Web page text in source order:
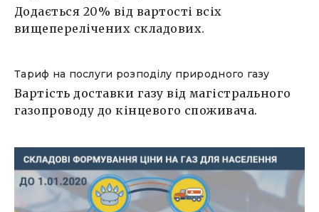
Додається 20% від вартості всіх
вищеперелічених складових.
Тариф на послуги розподілу природного газу
Вартість доставки газу від магістрального
газопроводу до кінцевого споживача.